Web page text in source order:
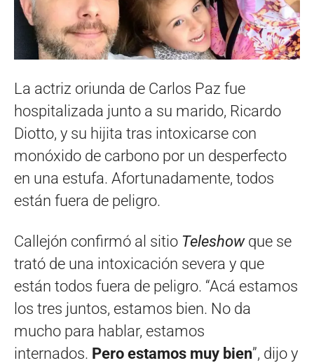
La actriz oriunda de Carlos Paz fue
hospitalizada junto a su marido, Ricardo
Diotto, y su hijita tras intoxicarse con
monóxido de carbono por un desperfecto
en una estufa. Afortunadamente, todos
están fuera de peligro.
Callejón confirmó al sitio Teleshow que se
trató de una intoxicación severa y que
están todos fuera de peligro. “Acá estamos
los tres juntos, estamos bien. No da
mucho para hablar, estamos
internados. Pero estamos muy bien”, dijo y